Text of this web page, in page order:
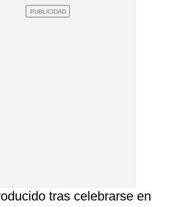
tras celebrarse en